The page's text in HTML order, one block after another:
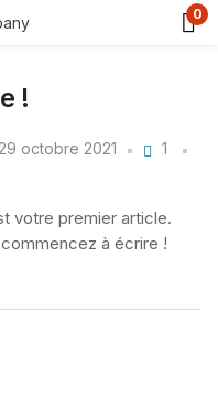
0
!
octobre 2021 1
votre premier article.
à écrire !